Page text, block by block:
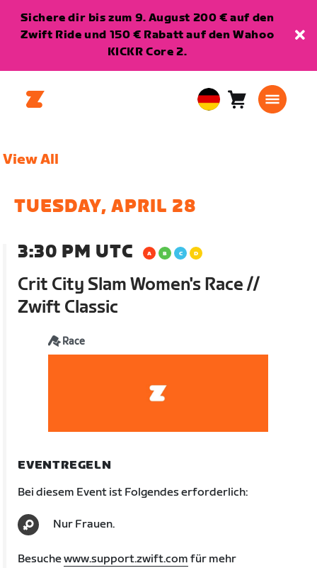
Sichere dir bis zum 9. August 200 € auf den
Zwift Ride und 150 € Rabatt auf den Wahoo
KICKR Core 2.
EuropeanWarenkorb
View All
TUESDAY, APRIL 28
3:30 PM UTC
Crit City Slam Women's Race //
Zwift Classic
Race
EVENTREGELN
Bei diesem Event ist Folgendes erforderlich:
Nur Frauen.
Besuchewww.support.zwift.com für mehr